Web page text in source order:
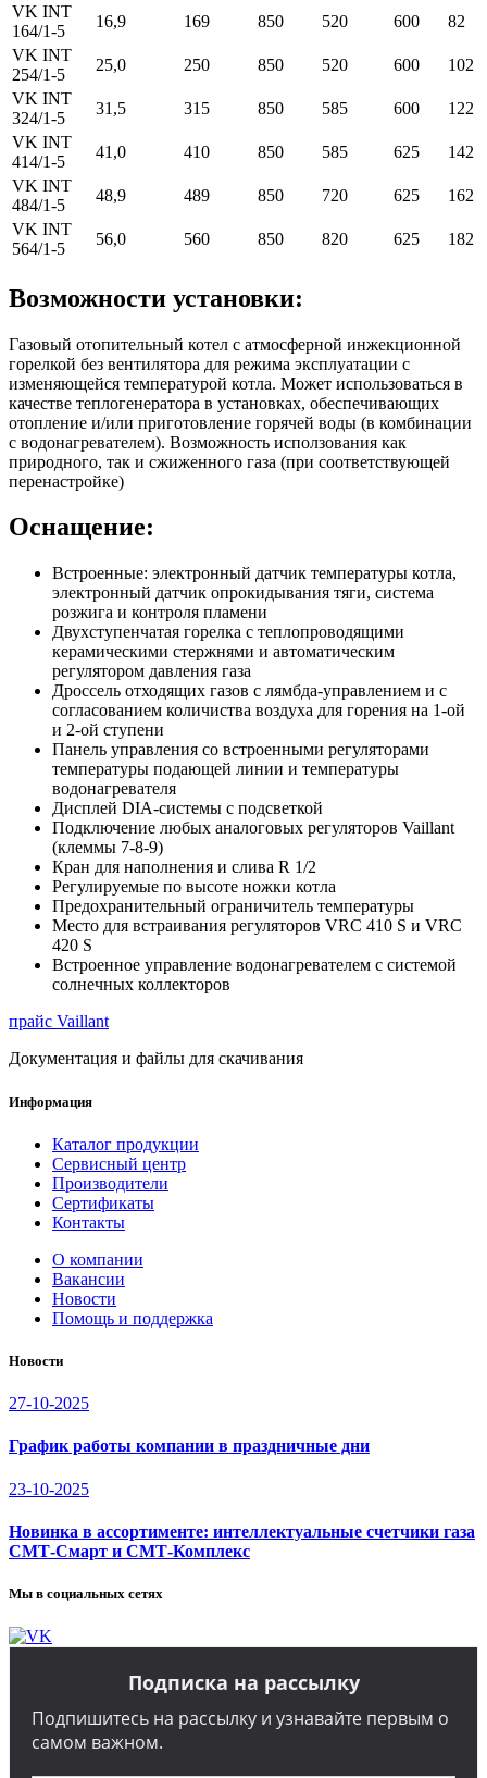
VK INT
164/1-5
16,9 169 850 520 600
82
VK INT
254/1-5
25,0 250 850 520 600
102
VK INT
324/1-5
31,5 315 850 585 600
122
VK INT
414/1-5
41,0 410 850 585 625
142
VK INT
484/1-5
48,9 489 850 720 625
162
VK INT
564/1-5
56,0 560 850 820 625 182
Возможности установки:
Газовый отопительный котел с атмосферной инжекционной
горелкой без вентилятора для режима эксплуатации с
изменяющейся температурой котла. Может использоваться в
качестве теплогенератора в установках, обеспечивающих
отопление и/или приготовление горячей воды (в комбинации
с водонагревателем). Возможность исползования как
природного, так и сжиженного газа (при соответствующей
перенастройке)
Оснащение:
Встроенные: электронный датчик температуры котла,
электронный датчик опрокидывания тяги, система
розжига и контроля пламени
Двухступенчатая горелка с теплопроводящими
керамическими стержнями и автоматическим
регулятором давления газа
Дроссель отходящих газов с лямбда-управлением и с
согласованием количиства воздуха для горения на 1-ой
и 2-ой ступени
Панель управления со встроенными регуляторами
температуры подающей линии и температуры
водонагревателя
Дисплей DIA-системы с подсветкой
Подключение любых аналоговых регуляторов Vaillant
(клеммы 7-8-9)
Кран для наполнения и слива R 1/2
Регулируемые по высоте ножки котла
Предохранительный ограничитель температуры
Место для встраивания регуляторов VRC 410 S и VRC
420 S
Встроенное управление водонагревателем с системой
солнечных коллекторов
прайс Vaillant
Документация и файлы для скачивания
Информация
Каталог продукции
Сервисный центр
Производители
Сертификаты
Контакты
О компании
Вакансии
Новости
Помощь и поддержка
Новости
27-10-2025
График работы компании в праздничные дни
23-10-2025
Новинка в ассортименте: интеллектуальные счетчики газа
СМТ-Смарт и СМТ-Комплекс
Мы в социальных сетях
Подписка на рассылку
Подпишитесь на рассылку и узнавайте первым о
самом важном.